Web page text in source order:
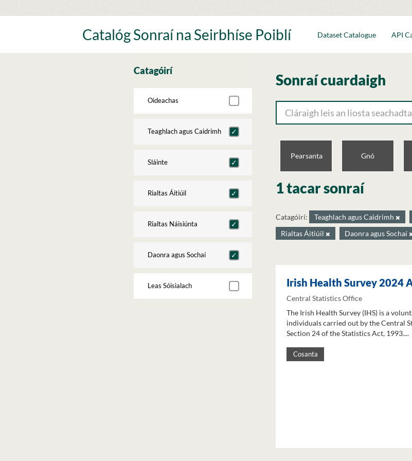
to
Catalóg Sonraí na Seirbhíse Poiblí Dataset Catalogue API
Catagóirí
Oideachas
Teaghlach agus Caidrimh
Sláinte
Rialtas Áitiúil
Rialtas Náisiúnta
Daonra agus Sochaí
Leas Sóisialach
Sonraí cuardaigh
Pearsanta Gnó
1 tacar sonraí
Catagóirí: Teaghlach agus Caidrimh
Rialtas Áitiúil
Daonra agus Sochaí
Irish Health Survey 2024
Central Statistics Office
The Irish Health Survey (IHS) is a
individuals carried out by the Central
Section 24 of the Statistics Act, 1993....
Cosanta